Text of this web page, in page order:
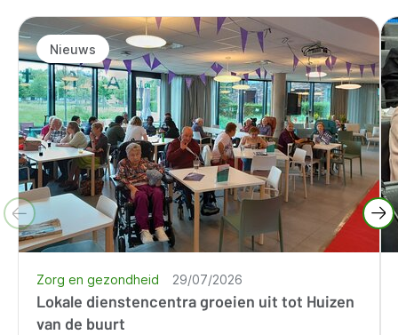
Nieuws
Lokale dienstencentra groeien uit tot Huizen
van de buurt
Zorg en gezondheid 29/07/2026